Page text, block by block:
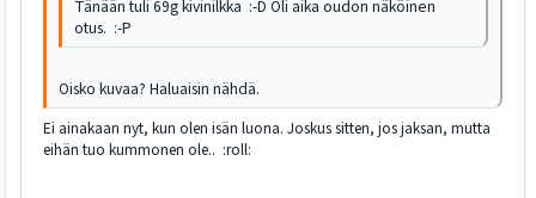
Tänään tuli 69g kivinilkka :-D Oli aika oudon näköinen
otus. :-P
Oisko kuvaa? Haluaisin nähdä.
Ei ainakaan nyt, kun olen isän luona. Joskus sitten, jos jaksan, mutta
eihän tuo kummonen ole.. :roll: